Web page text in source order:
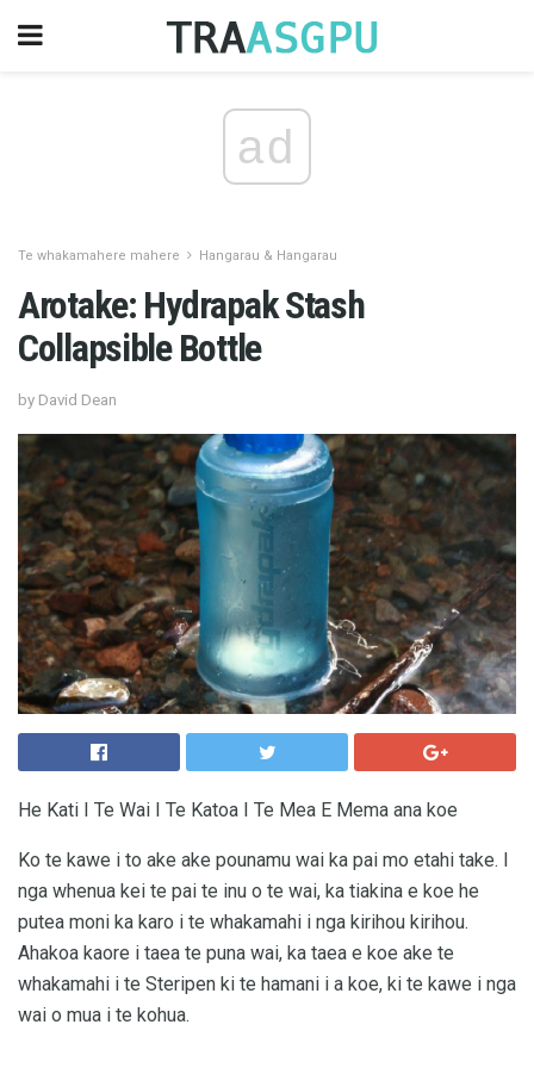
ad
Te whakamahere mahere Hangarau & Hangarau
Arotake: Hydrapak Stash
Collapsible Bottle
by David Dean
He Kati I Te Wai I Te Katoa I Te Mea E Mema ana koe
Ko te kawe i to ake ake pounamu wai ka pai mo etahi take. I
nga whenua kei te pai te inu o te wai, ka tiakina e koe he
putea moni ka karo i te whakamahi i nga kirihou kirihou.
Ahakoa kaore i taea te puna wai, ka taea e koe ake te
whakamahi i te Steripen ki te hamani i a koe, ki te kawe i nga
wai o mua i te kohua.